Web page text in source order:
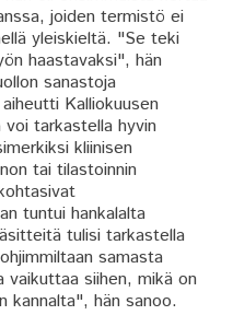
joiden termistö ei
yleiskieltä. "Se teki
haastavaksi", hän
sanastoja
Kalliokuusen
tarkastella hyvin
kliinisen
tai tilastoinnin
tuntui hankalalta
tulisi tarkastella
samasta
siihen, mikä on
kannalta", hän sanoo.